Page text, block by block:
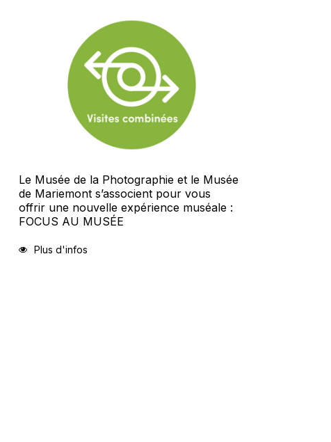
Le Musée de la Photographie et le Musée
de Mariemont s’associent pour vous
offrir une nouvelle expérience muséale :
FOCUS AU MUSÉE
Plus d'infos